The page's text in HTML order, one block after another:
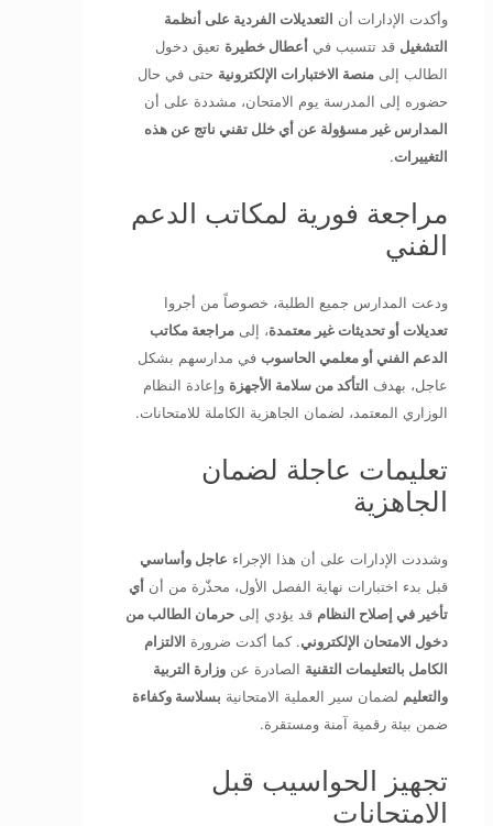
وأكدت الإدارات أن التعديلات الفردية على أنظمة
التشغيل قد تتسبب في أعطال خطيرة تعيق دخول
الطالب إلى منصة الاختبارات الإلكترونية حتى في حال
حضوره إلى المدرسة يوم الامتحان، مشددة على أن
المدارس غير مسؤولة عن أي خلل تقني ناتج عن هذه
التغييرات.
مراجعة فورية لمكاتب الدعم
الفني
ودعت المدارس جميع الطلبة، خصوصاً من أجروا
تعديلات أو تحديثات غير معتمدة، إلى مراجعة مكاتب
الدعم الفني أو معلمي الحاسوب في مدارسهم بشكل
عاجل، بهدف التأكد من سلامة الأجهزة وإعادة النظام
الوزاري المعتمد، لضمان الجاهزية الكاملة للامتحانات.
تعليمات عاجلة لضمان
الجاهزية
وشددت الإدارات على أن هذا الإجراء عاجل وأساسي
قبل بدء اختبارات نهاية الفصل الأول، محذّرة من أن أي
تأخير في إصلاح النظام قد يؤدي إلى حرمان الطالب من
دخول الامتحان الإلكتروني. كما أكدت ضرورة الالتزام
الكامل بالتعليمات التقنية الصادرة عن وزارة التربية
والتعليم لضمان سير العملية الامتحانية بسلاسة وكفاءة
ضمن بيئة رقمية آمنة ومستقرة.
تجهيز الحواسيب قبل
الامتحانات